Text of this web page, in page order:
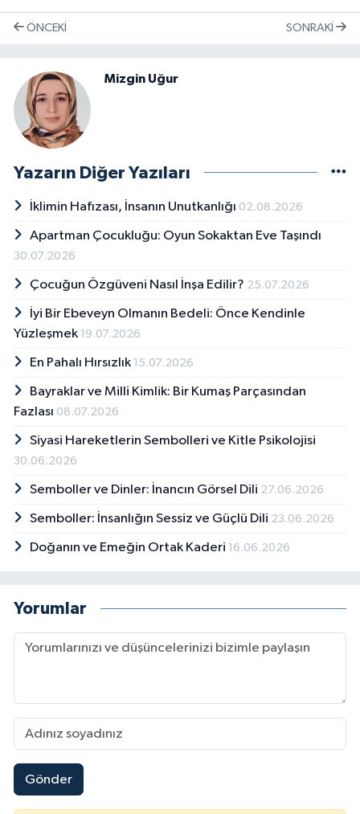
ÖNCEKI SONRAKI
Mizgin Uğur
Yazarın Diğer Yazıları
İklimin Hafızası, İnsanın Unutkanlığı 02.08.2026
Apartman Çocukluğu: Oyun Sokaktan Eve Taşındı
30.07.2026
Çocuğun Özgüveni Nasıl İnşa Edilir? 25.07.2026
İyi Bir Ebeveyn Olmanın Bedeli: Önce Kendinle
Yüzleşmek 19.07.2026
En Pahalı Hırsızlık 15.07.2026
Bayraklar ve Milli Kimlik: Bir Kumaş Parçasından
Fazlası 08.07.2026
Siyasi Hareketlerin Sembolleri ve Kitle Psikolojisi
30.06.2026
Semboller ve Dinler: İnancın Görsel Dili 27.06.2026
Semboller: İnsanlığın Sessiz ve Güçlü Dili 23.06.2026
Doğanın ve Emeğin Ortak Kaderi 16.06.2026
Yorumlar
Gönder